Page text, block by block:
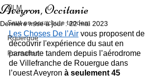
ULM
Saut en parachute tandem
Rouergue
Formation
Aveyron, Occitanie
Dernière mise à jour :22 mai 2023
Les Choses De l’Air vous proposent de
découvrir l'expérience du saut en
parachute tandem depuis l’aérodrome
de Villefranche de Rouergue dans
l’ouest Aveyron à seulement 45